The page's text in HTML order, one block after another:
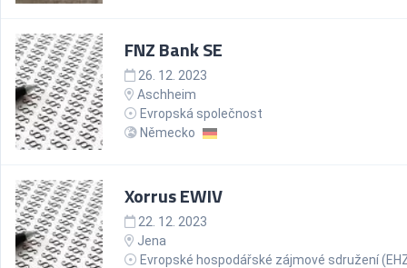
FNZ Bank SE
26. 12. 2023
Aschheim
Evropská společnost
Německo
Xorrus EWIV
22. 12. 2023
Jena
Evropské hospodářské zájmové sdružení